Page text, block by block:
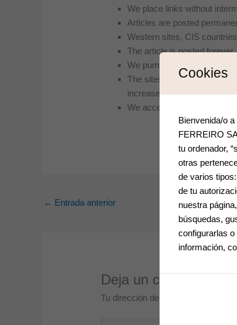
We place links without
Articles are posted
Western sites, CIS
The article is posted
We pump up the posted
The sites are not
increased.
We accept finance, crypto,
← Entrada anterior
Deja un comentario
Tu dirección de correo electrónico
Cookies
Bienvenida/o
FERREIRO
tu ordenador,
otras
de varios
de tu
nuestra
búsquedas,
configurarlas
información,